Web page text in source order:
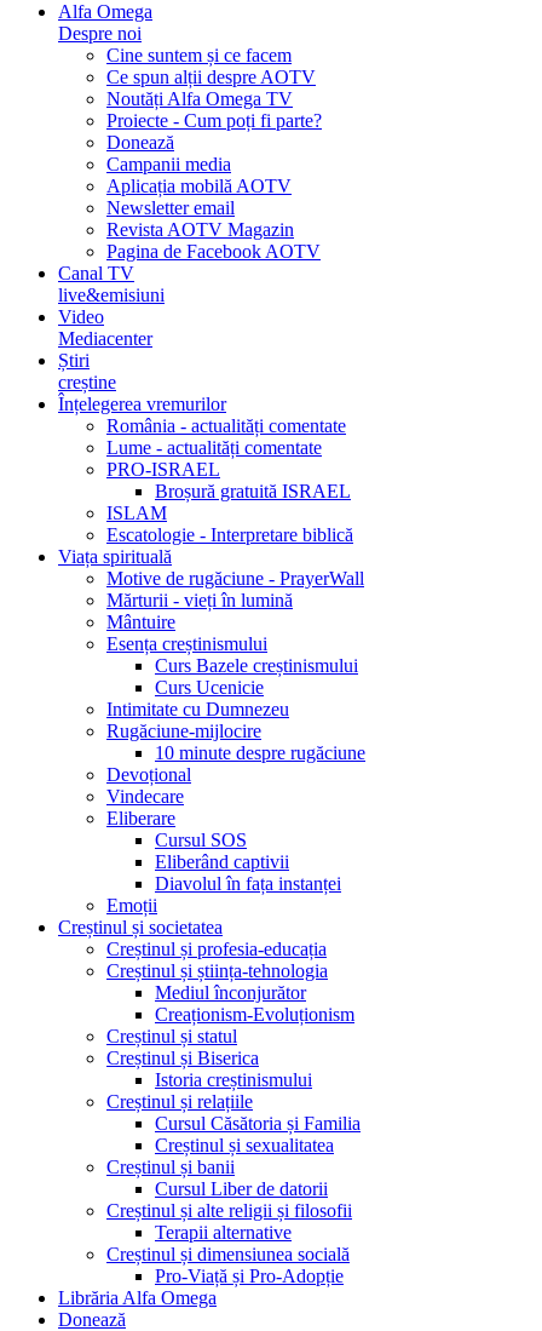
Alfa Omega
Despre noi
Cine suntem și ce facem
Ce spun alții despre AOTV
Noutăți Alfa Omega TV
Proiecte - Cum poți fi parte?
Donează
Campanii media
Aplicația mobilă AOTV
Newsletter email
Revista AOTV Magazin
Pagina de Facebook AOTV
Canal TV
live&emisiuni
Video
Mediacenter
Știri
creștine
Înțelegerea vremurilor
România - actualități comentate
Lume - actualități comentate
PRO-ISRAEL
Broșură gratuită ISRAEL
ISLAM
Escatologie - Interpretare biblică
Viața spirituală
Motive de rugăciune - PrayerWall
Mărturii - vieți în lumină
Mântuire
Esența creștinismului
Curs Bazele creștinismului
Curs Ucenicie
Intimitate cu Dumnezeu
Rugăciune-mijlocire
10 minute despre rugăciune
Devoțional
Vindecare
Eliberare
Cursul SOS
Eliberând captivii
Diavolul în fața instanței
Emoții
Creștinul și societatea
Creștinul și profesia-educația
Creștinul și știința-tehnologia
Mediul înconjurător
Creaționism-Evoluționism
Creștinul și statul
Creștinul și Biserica
Istoria creștinismului
Creștinul și relațiile
Cursul Căsătoria și Familia
Creștinul și sexualitatea
Creștinul și banii
Cursul Liber de datorii
Creștinul și alte religii și filosofii
Terapii alternative
Creștinul și dimensiunea socială
Pro-Viață și Pro-Adopție
Librăria Alfa Omega
Donează